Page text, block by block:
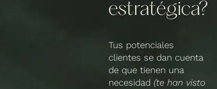
estratégica?
Tus potenciales
clientes se dan cuenta
de que tienen una
necesidad (te han visto